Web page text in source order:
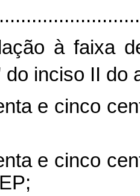
à faixa
do inciso II do
e cinco
e cinco